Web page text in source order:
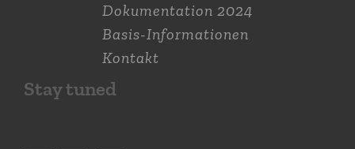
Dokumen­tation 2024
Basis-Informationen
Kontakt
Stay tuned